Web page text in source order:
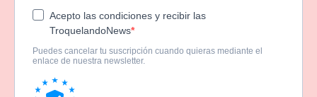
Acepto las condiciones y recibir las
TroquelandoNews
Puedes cancelar tu suscripción cuando quieras mediante el
enlace de nuestra newsletter.